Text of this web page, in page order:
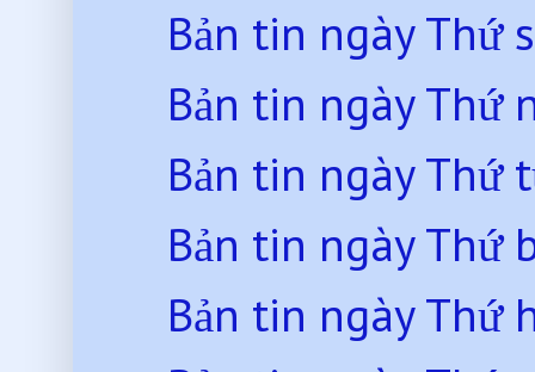
Bản tin ngày Thứ
Bản tin ngày Thứ
Bản tin ngày Thứ
Bản tin ngày Thứ
Bản tin ngày Thứ